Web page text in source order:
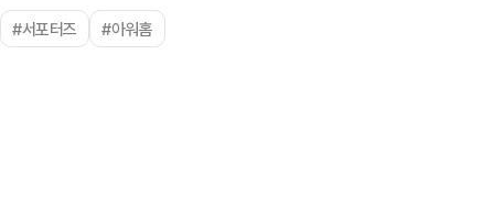
#서포터즈 #아워홈